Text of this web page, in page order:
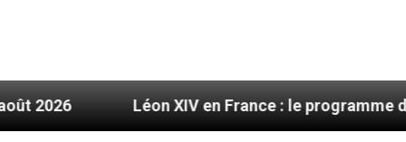
Léon XIV en France : le programme détaillé de sa